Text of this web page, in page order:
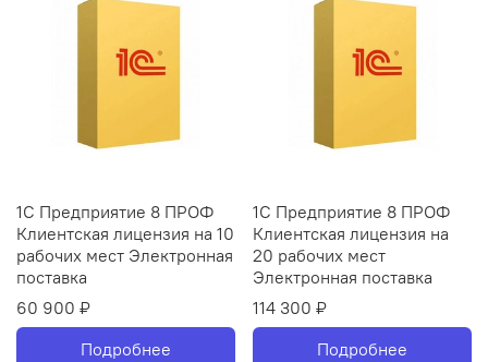
1С Предприятие 8 ПРОФ
Клиентская лицензия на 10
рабочих мест Электронная
поставка
60 900 ₽
Подробнее
1С Предприятие 8 ПРОФ
Клиентская лицензия на
20 рабочих мест
Электронная поставка
114 300 ₽
Подробнее